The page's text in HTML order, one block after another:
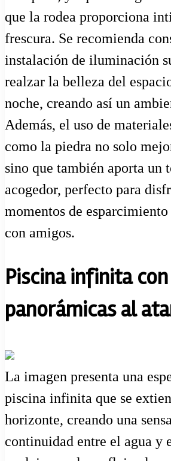
que la rodea proporciona
frescura. Se recomienda
instalación de iluminación
realzar la belleza del
noche, creando así un
Además, el uso de
como la piedra no solo
sino que también aporta un
acogedor, perfecto para
momentos de
con amigos.
Piscina infinita
panorámicas al
La imagen presenta una
piscina infinita que se
horizonte, creando una
continuidad entre el agua y